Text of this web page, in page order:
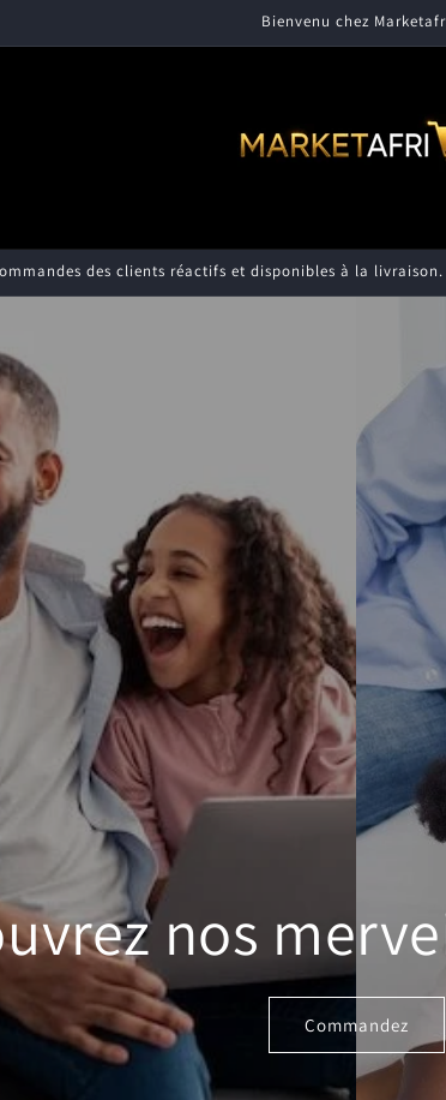
Bienvenu chez
des clients réactifs et disponibles à la
nos
Commandez